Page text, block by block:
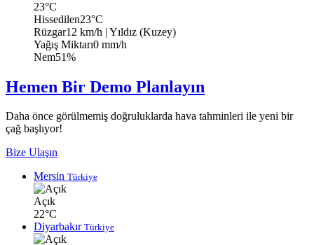
23°C
Hissedilen23°C
Rüzgar12 km/h | Yıldız (Kuzey)
Yağış Miktarı0 mm/h
Nem51%
Hemen Bir Demo Planlayın
Daha önce görülmemiş doğruluklarda hava tahminleri ile yeni bir
çağ başlıyor!
Bize Ulaşın
Mersin Türkiye
Açık
22°C
Diyarbakır Türkiye